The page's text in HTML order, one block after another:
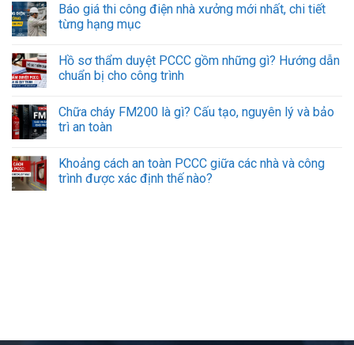
Báo giá thi công điện nhà xưởng mới nhất, chi tiết
từng hạng mục
Hồ sơ thẩm duyệt PCCC gồm những gì? Hướng dẫn
chuẩn bị cho công trình
Chữa cháy FM200 là gì? Cấu tạo, nguyên lý và bảo
trì an toàn
Khoảng cách an toàn PCCC giữa các nhà và công
trình được xác định thế nào?